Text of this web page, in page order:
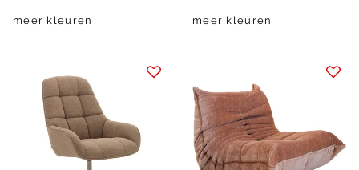
meer kleuren meer kleuren